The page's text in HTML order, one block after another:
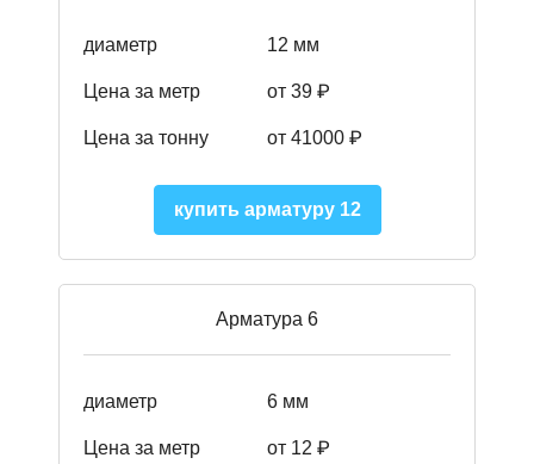
диаметр 12 мм
Цена за метр от 39 ₽
Цена за тонну от 41000 ₽
купить арматуру 12
Арматура 6
диаметр 6 мм
Цена за метр от 12 ₽